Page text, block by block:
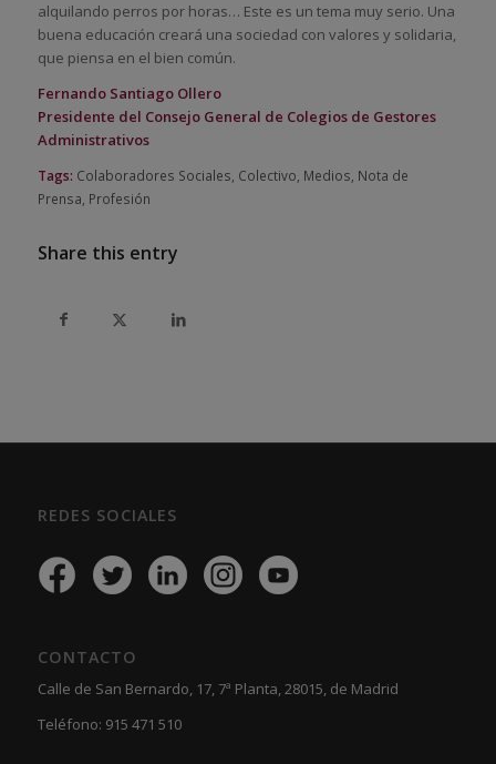
alquilando perros por horas… Este es un tema muy serio. Una
buena educación creará una sociedad con valores y solidaria,
que piensa en el bien común.
Fernando Santiago Ollero
Presidente del Consejo General de Colegios de Gestores
Administrativos
Tags: Colaboradores Sociales, Colectivo, Medios, Nota de
Prensa, Profesión
Share this entry
REDES SOCIALES
CONTACTO
Calle de San Bernardo, 17, 7ª Planta, 28015, de Madrid
Teléfono: 915 471 510